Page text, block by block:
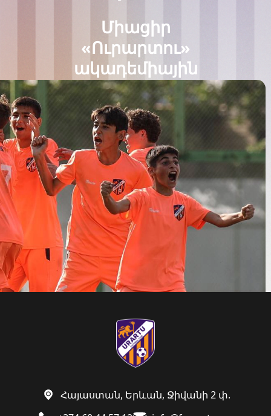
Միացիր
«Ուրարտու»
ակադեմիային
Հայաստան, Երևան, Ջիվանի 2 փ.